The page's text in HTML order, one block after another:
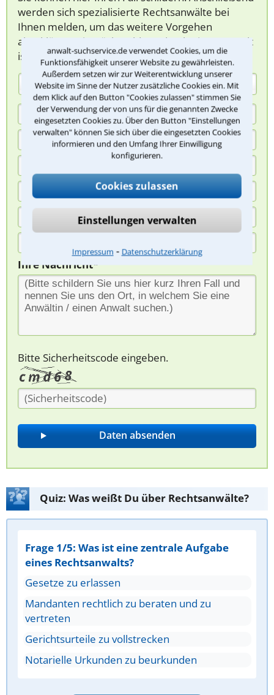
anwalt-suchservice.de verwendet Cookies, um die
Funktionsfähigkeit unserer Website zu gewährleisten.
Außerdem setzen wir zur Weiterentwicklung unserer
Website im Sinne der Nutzer zusätzliche Cookies ein. Mit
dem Klick auf den Button "Cookies zulassen" stimmen Sie
der Verwendung der von uns für die genannten Zwecke
eingesetzten Cookies zu. Über den Button "Einstellungen
verwalten" können Sie sich über die eingesetzten Cookies
informieren und den Umfang Ihrer Einwilligung
konfigurieren.
Cookies zulassen
Einstellungen verwalten
Impressum ⁃ Datenschutzerklärung
werden sich spezialisierte Rechtsanwälte bei
Ihnen melden, um das weitere Vorgehen
abzuklären. Die Rückmeldung durch einen Anwalt
ist für Sie kostenlos.
(Anrede)
Ihre Nachricht*
Bitte Sicherheitscode eingeben.
Quiz: Was weißt Du über Rechtsanwälte?
Frage 1/5: Was ist eine zentrale Aufgabe
eines Rechtsanwalts?
Gesetze zu erlassen
Mandanten rechtlich zu beraten und zu
vertreten
Gerichtsurteile zu vollstrecken
Notarielle Urkunden zu beurkunden